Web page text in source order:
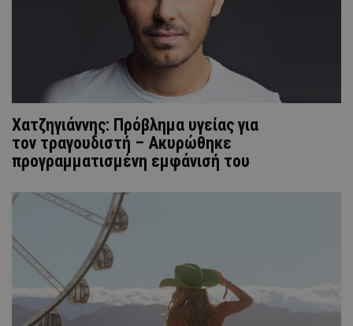
Χατζηγιάννης: Πρόβλημα υγείας για
τον τραγουδιστή – Ακυρώθηκε
προγραμματισμένη εμφάνισή του